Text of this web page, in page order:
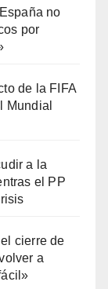
no
por
de la FIFA
Mundial
a la
el PP
cierre de
a